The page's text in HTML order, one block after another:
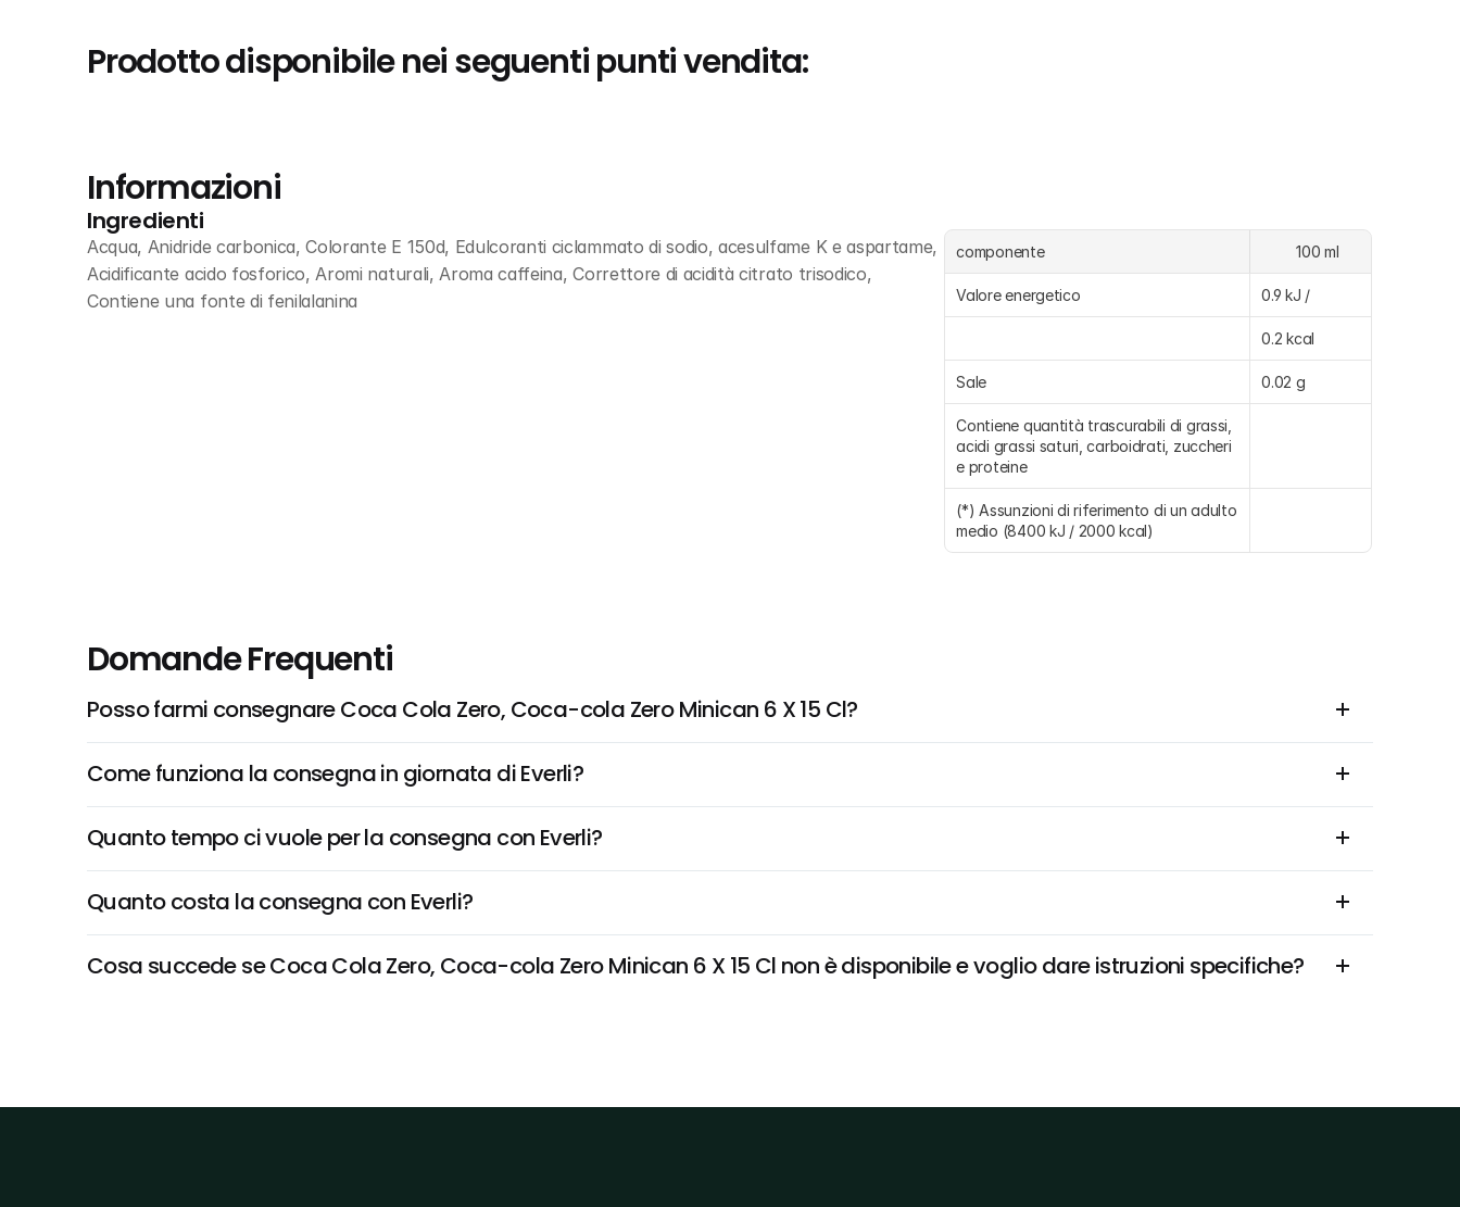
Prodotto disponibile nei seguenti punti vendita:
Informazioni
Ingredienti
Acqua, Anidride carbonica, Colorante E 150d, Edulcoranti ciclammato di sodio, acesulfame K e aspartame,
Acidificante acido fosforico, Aromi naturali, Aroma caffeina, Correttore di acidità citrato trisodico,
Contiene una fonte di fenilalanina
componente
	100 ml
Valore energetico 0.9 kJ /
0.2 kcal
Sale 0.02 g
Contiene quantità trascurabili di grassi,
acidi grassi saturi, carboidrati, zuccheri
e proteine
(*) Assunzioni di riferimento di un adulto
medio (8400 kJ / 2000 kcal)
Domande Frequenti
Posso farmi consegnare Coca Cola Zero, Coca-cola Zero Minican 6 X 15 Cl?
Come funziona la consegna in giornata di Everli?
Quanto tempo ci vuole per la consegna con Everli?
Quanto costa la consegna con Everli?
Cosa succede se Coca Cola Zero, Coca-cola Zero Minican 6 X 15 Cl non è disponibile e voglio dare istruzioni specifiche?